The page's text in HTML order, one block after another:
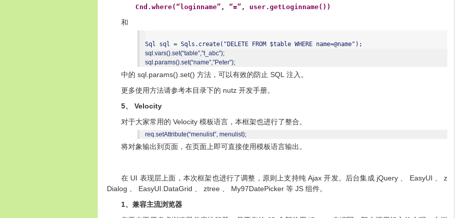
Cnd.where(“loginname”, “=”, user.getLoginname())
和
Sql sql = Sqls.create("DELETE FROM $table WHERE name=@name");
sql.vars().set(“table”,”t_abc”);
sql.params().set(“name”,”Peter”);
中的 sql.params().set() 方法，可以有效的防止 SQL 注入。
更多使用方法请参考本目录下的 nutz 开发手册。
5、 Velocity
对于大家常用的 Velocity 模板语言，本框架也进行了整合。
req.setAttribute(“menulist”, menulist);
将对象输出到页面，在页面上即可直接使用模板语言输出。
在 UI 表现层上面，本次框架也进行了调整，原则上支持纯 Ajax 开发。后台集成 jQuery 、 EasyUI 、
z
Dialog 、 EasyUI.DataGrid 、 ztree 、 My97DatePicker 等 JS 组件。
1、兼容主流浏览器